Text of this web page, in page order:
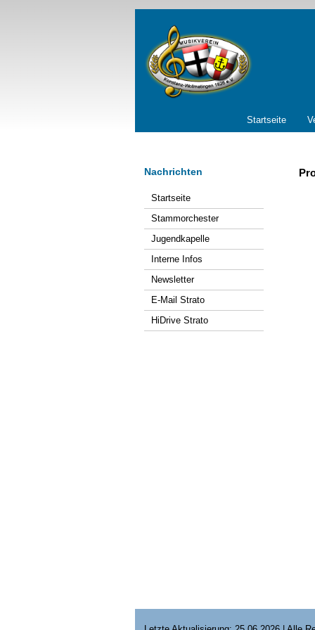
Startseite
Nachrichten
Navigation
überspringen
Startseite
Stammorchester
Jugendkapelle
Interne Infos
Newsletter
E-Mail Strato
HiDrive Strato